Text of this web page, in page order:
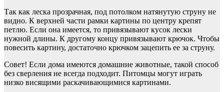
Так как леска прозрачная, под потолком натянутую струну не
видно. К верхней части рамки картины по центру крепят
петлю. Если она имеется, то привязывают кусок лески
нужной длины. К другому концу привязывают крючок. Чтобы
повесить картину, достаточно крючком зацепить ее за струну.
Совет! Если дома имеются домашние животные, такой способ
без сверления не всегда подходит. Питомцы могут играть
низко висящими раскачивающимися картинами.